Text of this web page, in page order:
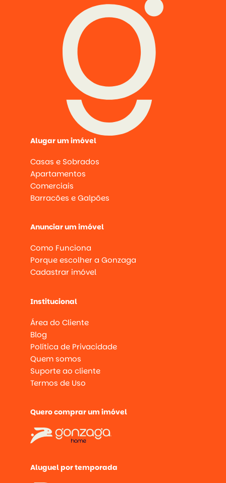
Alugar um imóvel
Casas e Sobrados
Apartamentos
Comerciais
Barracões e Galpões
Anunciar um imóvel
Como Funciona
Porque escolher a Gonzaga
Cadastrar imóvel
Institucional
Área do Cliente
Blog
Política de Privacidade
Quem somos
Suporte ao cliente
Termos de Uso
Quero comprar um imóvel
Aluguel por temporada